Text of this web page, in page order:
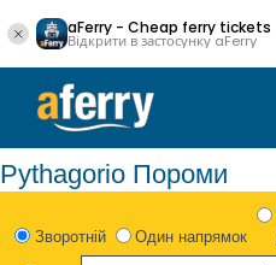
aFerry - Cheap ferry tickets
Відкрити в застосунку aFerry
Pythagorio Пороми
Зворотній Один напрямок